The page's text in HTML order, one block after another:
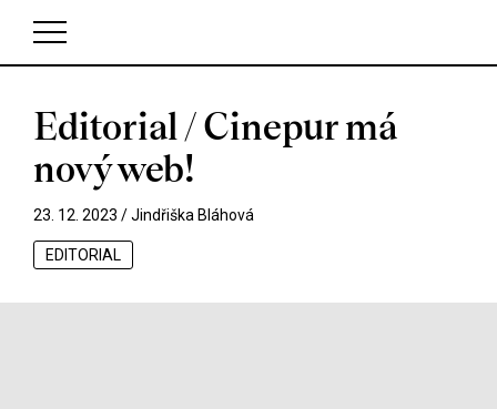
V košíku zatím nemáte žádné položky.
Editorial / Cinepur má
nový web!
23. 12. 2023 /Jindřiška Bláhová
EDITORIAL